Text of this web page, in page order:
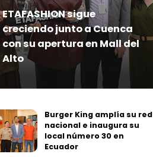
ETAFASHION sigue
creciendo junto a Cuenca
con su apertura en Mall del
Alto
Burger King amplía su red
nacional e inaugura su
local número 30 en
Ecuador